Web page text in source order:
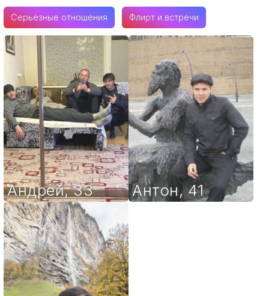
Серьёзные отношения Флирт и встречи
Андрей,33 Антон,41